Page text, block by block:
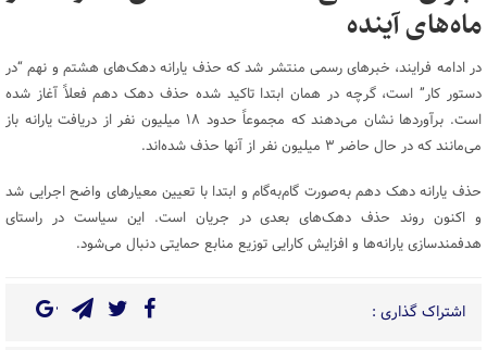
ماه‌های آینده
در ادامه فرایند، خبر‌های رسمی منتشر شد که حذف یارانه دهک‌های هشتم و نهم “در
دستور کار” است، گرچه در همان ابتدا تاکید شده حذف دهک دهم فعلاً آغاز شده
است. برآورد‌ها نشان می‌دهند که مجموعاً حدود ۱۸ میلیون نفر از دریافت یارانه باز
می‌مانند که در حال حاضر ۳ میلیون نفر از آنها حذف شده‌اند.
حذف یارانه دهک دهم به‌صورت گام‌به‌گام و ابتدا با تعیین معیار‌های واضح اجرایی شد
و اکنون روند حذف دهک‌های بعدی در جریان است. این سیاست در راستای
هدفمندسازی یارانه‌ها و افزایش کارایی توزیع منابع حمایتی دنبال می‌شود.
اشتراک گذاری :